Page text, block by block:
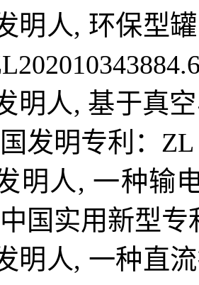
明人, 环保型
明人, 基于真
发明专利 ： ZL
明人, 一种输
中国 实用新型专
明人, 一种直